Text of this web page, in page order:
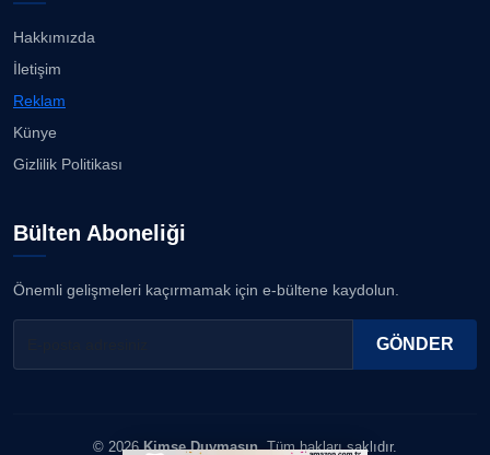
Hakkımızda
İletişim
Reklam
Künye
Gizlilik Politikası
Bülten Aboneliği
Önemli gelişmeleri kaçırmamak için e-bültene kaydolun.
GÖNDER
© 2026Kimse Duymasın. Tüm hakları saklıdır.